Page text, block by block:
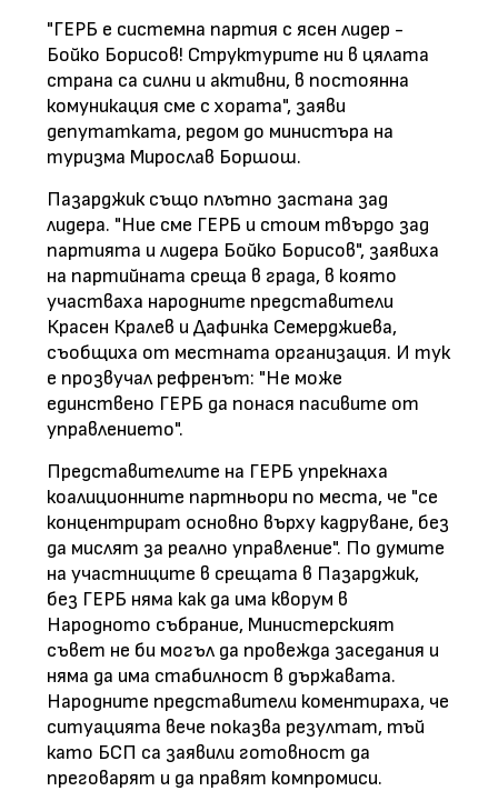
"ГЕРБ е системна партия с ясен лидер -
Бойко Борисов! Структурите ни в цялата
страна са силни и активни, в постоянна
комуникация сме с хората", заяви
депутатката, редом до министъра на
туризма Мирослав Боршош.
Пазарджик също плътно застана зад
лидера. "Ние сме ГЕРБ и стоим твърдо зад
партията и лидера Бойко Борисов", заявиха
на партийната среща в града, в която
участваха народните представители
Красен Кралев и Дафинка Семерджиева,
съобщиха от местната организация. И тук
е прозвучал рефренът: "Не може
единствено ГЕРБ да понася пасивите от
управлението".
Представителите на ГЕРБ упрекнаха
коалиционните партньори по места, че "се
концентрират основно върху кадруване, без
да мислят за реално управление". По думите
на участниците в срещата в Пазарджик,
без ГЕРБ няма как да има кворум в
Народното събрание, Министерският
съвет не би могъл да провежда заседания и
няма да има стабилност в държавата.
Народните представители коментираха, че
ситуацията вече показва резултат, тъй
като БСП са заявили готовност да
преговарят и да правят компромиси.